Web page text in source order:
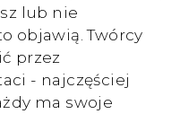
lub nie
objawią. Twórcy
przez
- najczęściej
ma swoje